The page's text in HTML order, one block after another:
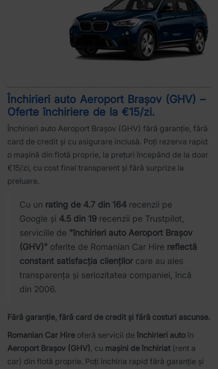
Închirieri auto Aeroport Brașov (GHV) –
Oferte închiriere de la €15/zi.
Închirieri auto Aeroport Brașov (GHV) fără garanție, fără
card de credit și cu asigurare inclusă. Poți rezerva rapid
o mașină din flotă proprie, la prețuri începând de la doar
€15/zi, cu cost final transparent și fără surprize la
preluare.
Cu un rating de 4.7 din 164 recenzii pe
Google și 4.5 din 19 recenzii pe Trustpilot,
serviciile de "închirieri auto Aeroport Brașov
(GHV)" oferite de Romanian Car Hire reflectă
constant satisfacția cliențilorcare au ales
transparența și seriozitatea companiei, încă
din 2006.
Fără garanție, fără card de credit și fără costuri ascunse.
Romanian Car Hire oferă servicii de închirieri auto în
Aeroport Brașov (GHV), cu mașini de închiriat (rent a
car) din flotă proprie. Poți închiria rapid fără garanție și